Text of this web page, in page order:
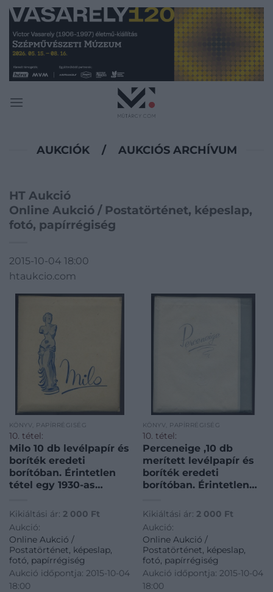
Skip
content
AUKCIÓK / AUKCIÓS ARCHÍVUM
HT Aukció
Online Aukció / Postatörténet, képeslap,
fotó, papírrégiség
2015-10-04 18:00
htaukcio.com
KÖNYV, PAPÍRRÉGISÉG
10. tétel:
Milo 10 db levélpapír és
boríték eredeti
borítóban. Érintetlen
tétel egy 1930-as
papírkereskedés
pieces of letter paper
in original package,
untouched item from a
30s paper store!’
Kikiáltási ár: 2 000 Ft
Aukció:
Online Aukció /
Postatörténet, képeslap,
fotó, papírrégiség
Aukció időpontja: 2015-10-04
18:00
KÖNYV, PAPÍRRÉGISÉG
10. tétel:
Perceneige ,10 db
merített levélpapír és
boríték eredeti
borítóban. Érintetlen
évekbeli
készletéből ! /
Perceneige 10 pieces of
letter paper in original
package, untouched
item from a 30s paper
Kikiáltási ár: 2 000 Ft
Aukció:
Online Aukció /
Postatörténet, képeslap,
fotó, papírrégiség
Aukció időpontja: 2015-10-04
18:00